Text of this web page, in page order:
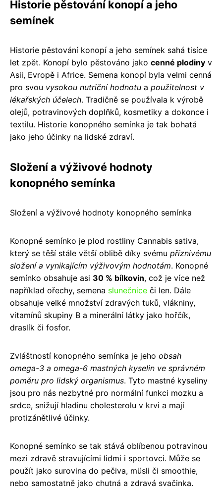
Historie pěstování konopí a jeho
semínek
Historie pěstování konopí a jeho semínek sahá tisíce
let zpět. Konopí bylo pěstováno jako cenné plodiny v
Asii, Evropě i Africe. Semena konopí byla velmi cenná
pro svou vysokou nutriční hodnotu a použitelnost v
lékařských účelech. Tradičně se používala k výrobě
olejů, potravinových doplňků, kosmetiky a dokonce i
textilu. Historie konopného semínka je tak bohatá
jako jeho účinky na lidské zdraví.
Složení a výživové hodnoty
konopného semínka
Složení a výživové hodnoty konopného semínka
Konopné semínko je plod rostliny Cannabis sativa,
který se těší stále větší oblibě díky svému příznivému
složení a vynikajícím výživovým hodnotám. Konopné
semínko obsahuje asi 30 % bílkovin, což je více než
například ořechy, semena slunečnice či len. Dále
obsahuje velké množství zdravých tuků, vlákniny,
vitamínů skupiny B a minerální látky jako hořčík,
draslík či fosfor.
Zvláštností konopného semínka je jeho obsah
omega-3 a omega-6 mastných kyselin ve správném
poměru pro lidský organismus. Tyto mastné kyseliny
jsou pro nás nezbytné pro normální funkci mozku a
srdce, snižují hladinu cholesterolu v krvi a mají
protizánětlivé účinky.
Konopné semínko se tak stává oblíbenou potravinou
mezi zdravě stravujícími lidmi i sportovci. Může se
použít jako surovina do pečiva, müsli či smoothie,
nebo samostatně jako chutná a zdravá svačinka.